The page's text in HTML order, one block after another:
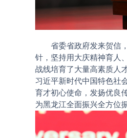
省委省政府发来贺信，
针，坚持用大庆精神育人
战线培育了大量高素质人
习近平新时代中国特色社
育才初心使命，发扬优良
为黑龙江全面振兴全方位